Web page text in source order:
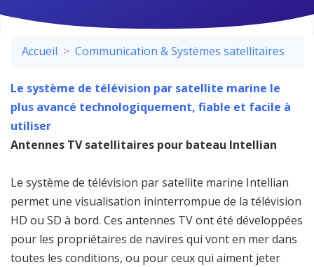
Accueil Communication & Systèmes satellitaires
Le système de télévision par satellite marine le
plus avancé technologiquement, fiable et facile à
utiliser
Antennes TV satellitaires pour bateau Intellian
Le système de télévision par satellite marine Intellian
permet une visualisation ininterrompue de la télévision
HD ou SD à bord. Ces antennes TV ont été développées
pour les propriétaires de navires qui vont en mer dans
toutes les conditions, ou pour ceux qui aiment jeter